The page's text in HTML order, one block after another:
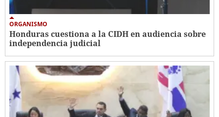
ORGANISMO
Honduras cuestiona a la CIDH en audiencia sobre
independencia judicial